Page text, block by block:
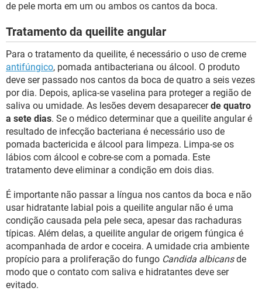
de pele morta em um ou ambos os cantos da boca.
Tratamento da queilite angular
Para o tratamento da queilite, é necessário o uso de creme
antifúngico, pomada antibacteriana ou álcool. O produto
deve ser passado nos cantos da boca de quatro a seis vezes
por dia. Depois, aplica-se vaselina para proteger a região de
saliva ou umidade. As lesões devem desaparecerde quatro
a sete dias. Se o médico determinar que a queilite angular é
resultado de infecção bacteriana é necessário uso de
pomada bactericida e álcool para limpeza. Limpa-se os
lábios com álcool e cobre-se com a pomada. Este
tratamento deve eliminar a condição em dois dias.
É importante não passar a língua nos cantos da boca e não
usar hidratante labial pois a queilite angular não é uma
condição causada pela pele seca, apesar das rachaduras
típicas. Além delas, a queilite angular de origem fúngica é
acompanhada de ardor e coceira. A umidade cria ambiente
propício para a proliferação do fungo Candida albicansde
modo que o contato com saliva e hidratantes deve ser
evitado.